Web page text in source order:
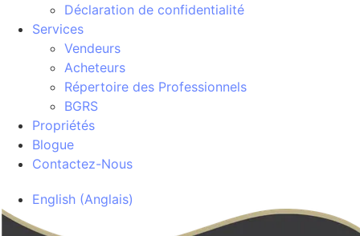
Déclaration de confidentialité
Services
Vendeurs
Acheteurs
Répertoire des Professionnels
BGRS
Propriétés
Blogue
Contactez-Nous
English (Anglais)